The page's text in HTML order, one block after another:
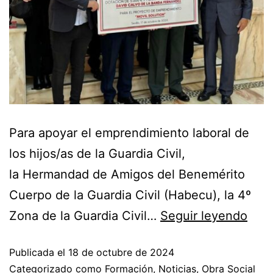
Para apoyar el emprendimiento laboral de
los hijos/as de la Guardia Civil,
la Hermandad de Amigos del Benemérito
Cuerpo de la Guardia Civil (Habecu), la 4º
Zona de la Guardia Civil… Seguir leyendo
Publicada el 18 de octubre de 2024
Categorizado como Formación, Noticias, Obra Social